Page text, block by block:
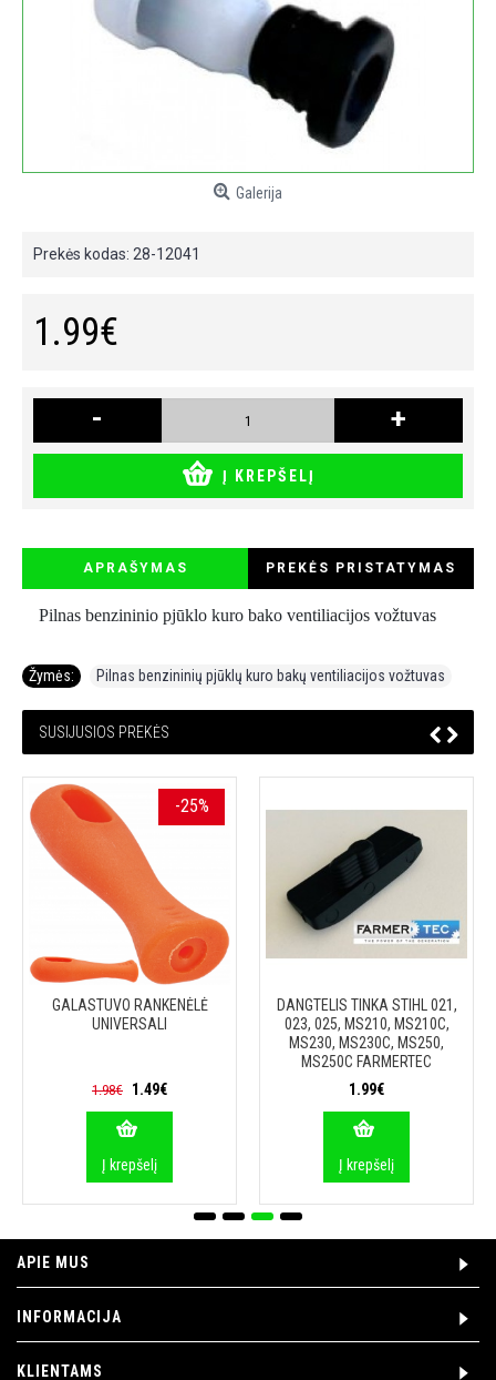
Galerija
Prekės kodas: 28-12041
1.99€
- +
Į KREPŠELĮ
APRAŠYMAS PREKĖS PRISTATYMAS
Pilnas benzininio pjūklo kuro bako ventiliacijos vožtuvas
Žymės: Pilnas benzininių pjūklų kuro bakų ventiliacijos vožtuvas
SUSIJUSIOS PREKĖS
-25%
GALASTUVO RANKENĖLĖ
UNIVERSALI
1.98€ 1.49€
Į krepšelį
DANGTELIS TINKA STIHL 021,
023, 025, MS210, MS210C,
MS230, MS230C, MS250,
MS250C FARMERTEC
1.99€
Į krepšelį
APIE MUS
INFORMACIJA
KLIENTAMS